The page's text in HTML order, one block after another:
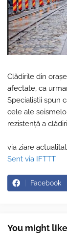
Clădirile din
afectate, ca
Specialiștii spun
cele ale
rezistență a
via ziare
Sent via IFTTT
Facebook
You might like